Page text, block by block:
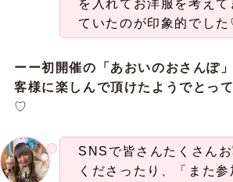
を入れてお洋服を考えて
ていたのが印象的でし
ーー初開催の「あおいのおさんぽ
客様に楽しんで頂けたようでとっ
♡
SNSで皆さんたくさん
くださったり、「また参